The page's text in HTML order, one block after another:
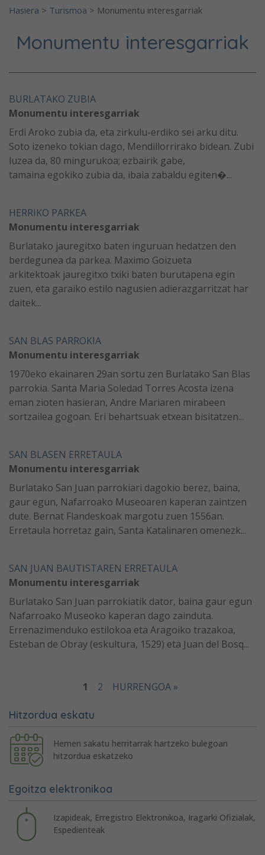
Hasiera > Turismoa > Monumentu interesgarriak
Monumentu interesgarriak
BURLATAKO ZUBIA
Monumentu interesgarriak
Erdi Aroko zubia da, eta zirkulu-erdiko sei arku ditu.
Soto izeneko tokian dago, Mendillorrirako bidean. Zubi
luzea da, 80 mingurukoa; ezbairik gabe,
tamaina egokiko zubia da, ibaia zabaldu egiten�...
HERRIKO PARKEA
Monumentu interesgarriak
Burlatako jauregitxo baten inguruan hedatzen den
berdegunea da parkea. Maximo Goizueta
arkitektoak jauregitxo txiki baten burutapena egin
zuen, eta garaiko estilo nagusien adierazgarritzat har
daitek...
SAN BLAS PARROKIA
Monumentu interesgarriak
1970eko ekainaren 29an sortu zen Burlatako San Blas
parrokia. Santa Maria Soledad Torres Acosta izena
eman zioten hasieran, Andre Mariaren mirabeen
sortzailea gogoan. Eri behartsuak etxean bisitatzen...
SAN BLASEN ERRETAULA
Monumentu interesgarriak
Burlatako San Juan parrokiari dagokio berez, baina,
gaur egun, Nafarroako Museoaren kaperan zaintzen
dute. Bernat Flandeskoak margotu zuen 1556an.
Erretaula horretaz gain, Santa Katalinaren omenezk...
SAN JUAN BAUTISTAREN ERRETAULA
Monumentu interesgarriak
Burlatako San Juan parrokiatik dator, baina gaur egun
Nafarroako Museoko kaperan dago zainduta.
Errenazimenduko estilokoa eta Aragoiko trazakoa,
Esteban de Obray (eskultura, 1529) eta Juan del Bosq...
1 2 HURRENGOA »
Hitzordua eskatu
Hemen sakatu herritarrak hartzeko bulegoan
hitzordua eskatzeko
Egoitza elektronikoa
Izapideak, Erregistro Elektronikoa, Iragarki Ofizialak,
Espedienteak